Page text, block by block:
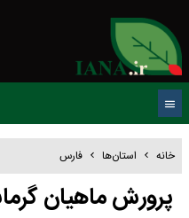
خانه استان‌ها فارس
پرورش ماهیان